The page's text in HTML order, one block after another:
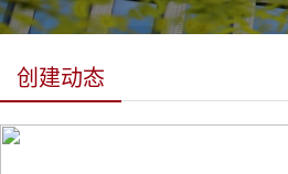
创建动态